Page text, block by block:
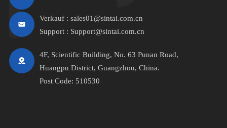
Verkauf : sales01@sintai.com.cn
Support : Support@sintai.com.cn
4F, Scientific Building, No. 63 Punan Road,
Huangpu District, Guangzhou, China.
Post Code: 510530